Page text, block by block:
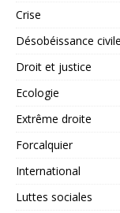
Crise
Désobéissance civile
Droit et justice
Ecologie
Extrême droite
Forcalquier
International
Luttes sociales